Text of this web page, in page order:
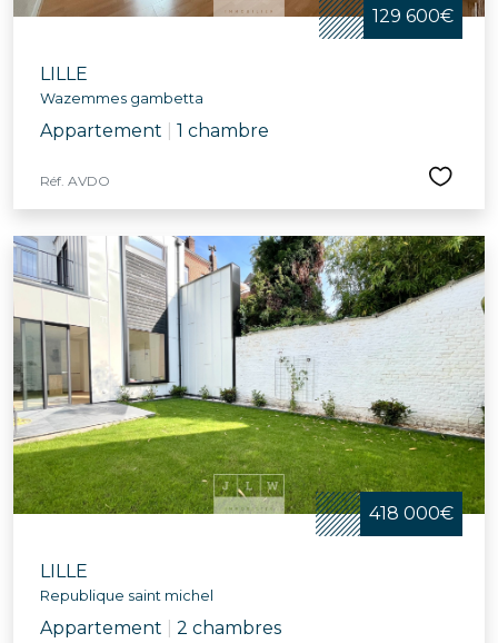
129 600€
LILLE
Wazemmes gambetta
Appartement 1 chambre
Réf. AVDO
418 000€
LILLE
Republique saint michel
Appartement 2 chambres